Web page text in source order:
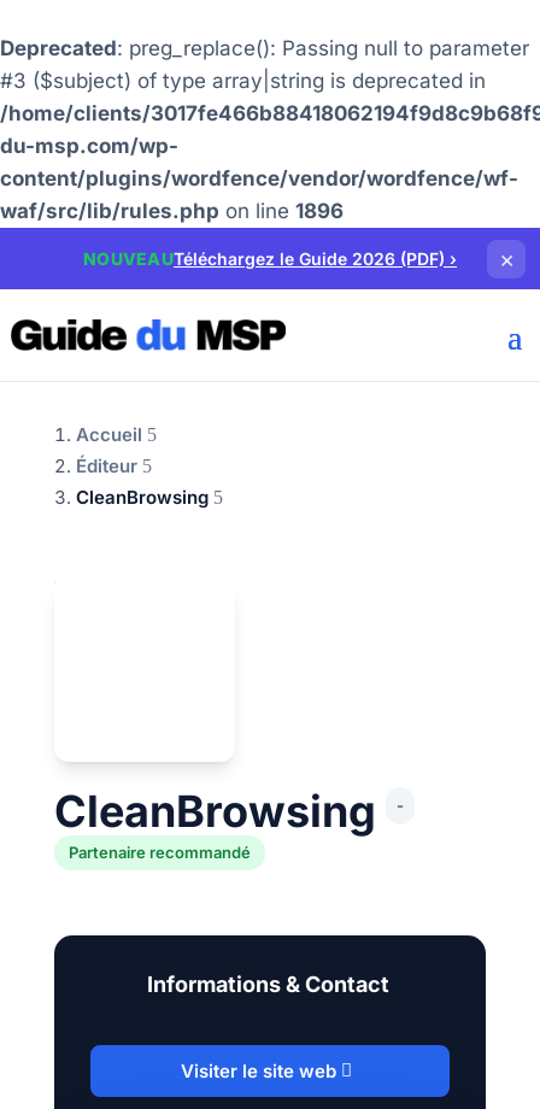
Deprecated: preg_replace(): Passing null to parameter
#3 ($subject) of type array|string is deprecated in
/home/clients/
du-msp.com/wp-
content/plugins/wordfence/vendor/wordfence/wf-
waf/src/lib/rules.php on line 1896
NOUVEAUTéléchargez le Guide 2026 (PDF)› ×
Accueil
Éditeur
CleanBrowsing
CleanBrowsing -
Partenaire recommandé
Informations & Contact
Visiter le site web